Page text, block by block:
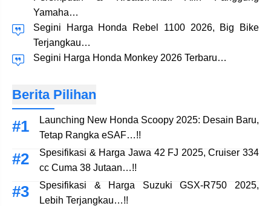
Yamaha…
Segini Harga Honda Rebel 1100 2026, Big Bike
Terjangkau…
Segini Harga Honda Monkey 2026 Terbaru…
Berita Pilihan
Launching New Honda Scoopy 2025: Desain Baru,
Tetap Rangka eSAF…!!
Spesifikasi & Harga Jawa 42 FJ 2025, Cruiser 334
cc Cuma 38 Jutaan…!!
Spesifikasi & Harga Suzuki GSX-R750 2025,
Lebih Terjangkau…!!